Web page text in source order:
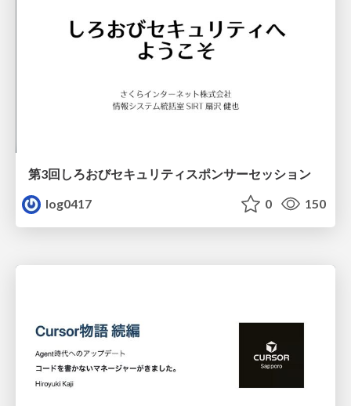
第3回しろおびセキュリティスポンサーセッション
log0417
0 150